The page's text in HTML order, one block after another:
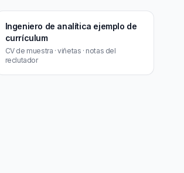
Ingeniero de analítica ejemplo de
currículum
CV de muestra · viñetas · notas del
reclutador